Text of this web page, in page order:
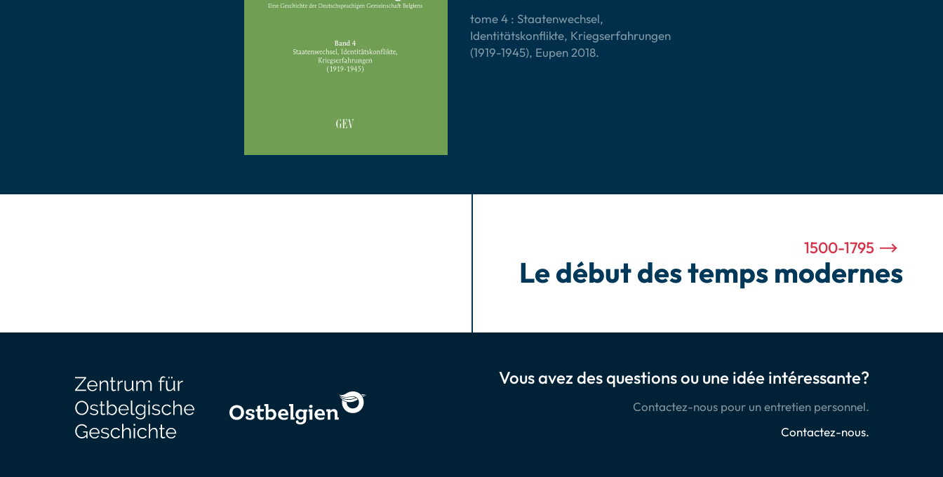
tome 4 : Staatenwechsel,
Identitätskonflikte, Kriegserfahrungen
(1919-1945), Eupen 2018.
1500-1795
Le début des temps modernes
Vous avez des questions ou une idée intéressante?
Contactez-nous pour un entretien personnel.
Contactez-nous.